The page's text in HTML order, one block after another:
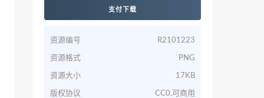
支付下载
资源编号 R2101223
资源格式 PNG
资源大小 17KB
版权协议 CC0,可商用